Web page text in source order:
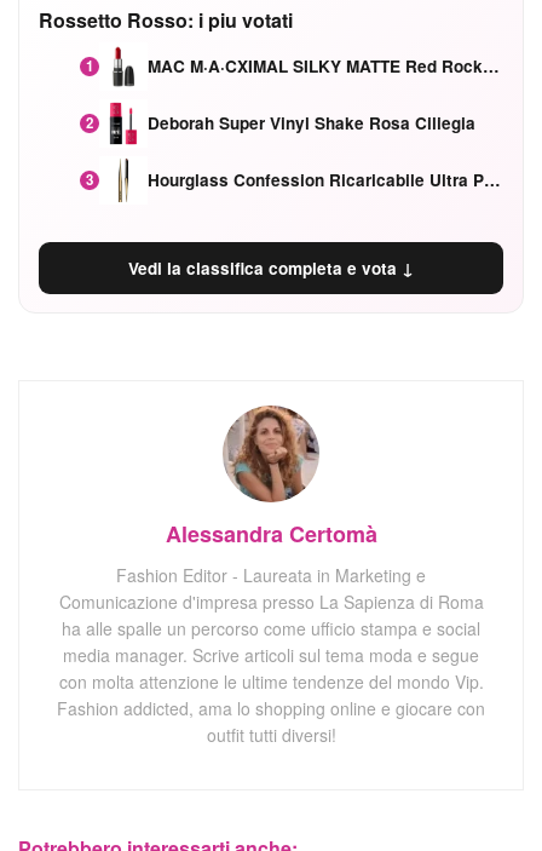
Rossetto Rosso: i piu votati
1 MAC M·A·CXIMAL SILKY MATTE Red Rock mat
2 Deborah Super Vinyl Shake Rosa Ciliegia
3 Hourglass Confession Ricaricabile Ultra Preciso Ad Alta Intensità Secretly Classic Red
Vedi la classifica completa e vota ↓
Alessandra Certomà
Fashion Editor - Laureata in Marketing e
Comunicazione d'impresa presso La Sapienza di Roma
ha alle spalle un percorso come ufficio stampa e social
media manager. Scrive articoli sul tema moda e segue
con molta attenzione le ultime tendenze del mondo Vip.
Fashion addicted, ama lo shopping online e giocare con
outfit tutti diversi!